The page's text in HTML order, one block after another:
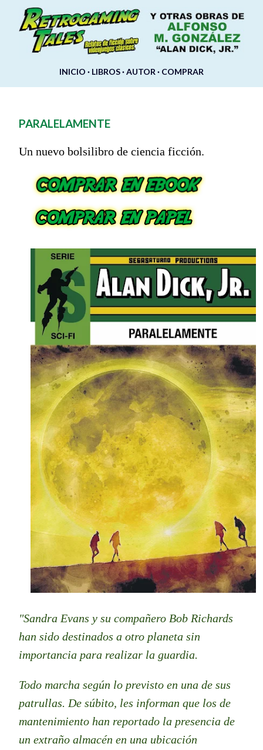
Ir al contenido principal
INICIO LIBROS AUTOR COMPRAR
PARALELAMENTE
Un nuevo bolsilibro de ciencia ficción.
"Sandra Evans y su compañero Bob Richards
han sido destinados a otro planeta sin
importancia para realizar la guardia.
Todo marcha según lo previsto en una de sus
patrullas. De súbito, les informan que los de
mantenimiento han reportado la presencia de
un extraño almacén en una ubicación